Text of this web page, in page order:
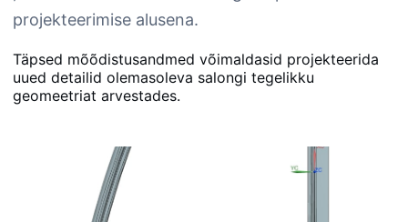
projekteerimise alusena.
Täpsed mõõdistusandmed võimaldasid projekteerida
uued detailid olemasoleva salongi tegelikku
geomeetriat arvestades.